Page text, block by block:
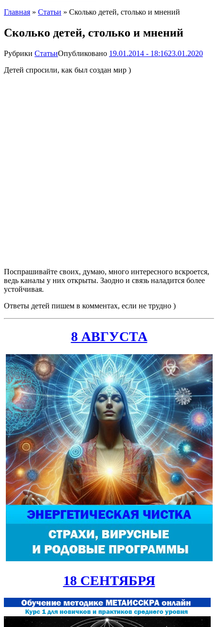
Главная » Статьи » Сколько детей, столько и мнений
Сколько детей, столько и мнений
Рубрики СтатьиОпубликовано 19.01.2014 - 18:1623.01.2020
Детей спросили, как был создан мир )
Поспрашивайте своих, думаю, много интересного вскроется,
ведь каналы у них открыты. Заодно и связь наладится более
устойчивая.
Ответы детей пишем в комментах, если не трудно )
8 АВГУСТА
18 СЕНТЯБРЯ